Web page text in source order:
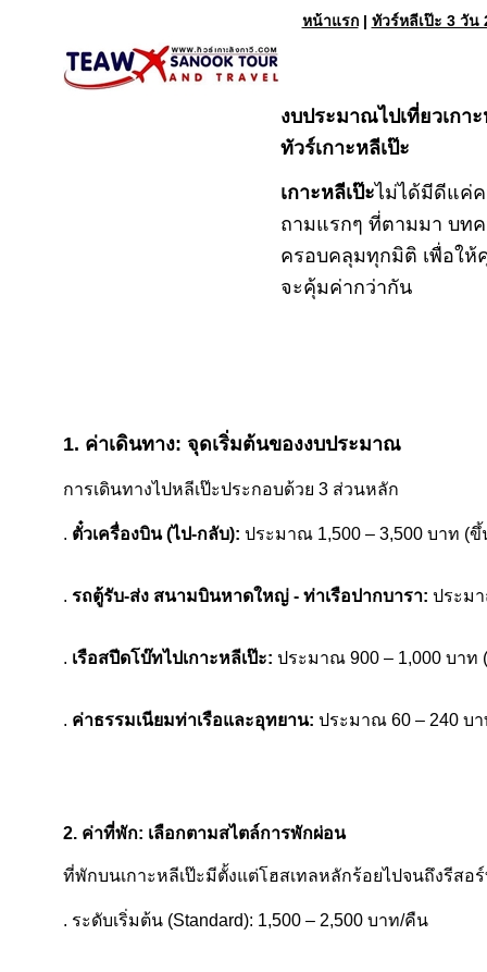
หน้าแรก| ทัวร์หลีเป๊ะ 3 วัน
งบประมาณไปเที่ยวเกา
ทัวร์เกาะหลีเป๊ะ
เกาะหลีเป๊ะไม่ได้มีดีแค่
ถามแรกๆ ที่ตามมา บท
ครอบคลุมทุกมิติ เพื่อให้
จะคุ้มค่ากว่ากัน
1. ค่าเดินทาง: จุดเริ่มต้นของงบประมาณ
การเดินทางไปหลีเป๊ะประกอบด้วย 3 ส่วนหลัก
. ตั๋วเครื่องบิน (ไป-กลับ): ประมาณ 1,500 – 3,500 บาท (
. รถตู้รับ-ส่ง สนามบินหาดใหญ่ - ท่าเรือปากบารา: ประม
. เรือสปีดโบ๊ทไปเกาะหลีเป๊ะ: ประมาณ 900 – 1,000 บาท
. ค่าธรรมเนียมท่าเรือและอุทยาน: ประมาณ 60 – 240 บ
2. ค่าที่พัก: เลือกตามสไตล์การพักผ่อน
ที่พักบนเกาะหลีเป๊ะมีตั้งแต่โฮสเทลหลักร้อยไปจนถึงรีส
. ระดับเริ่มต้น (Standard): 1,500 – 2,500 บาท/คืน